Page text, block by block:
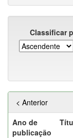
Classificar
< Anterior
Ano de
publicação